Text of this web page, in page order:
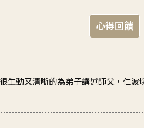
心得回饋
生動又清晰的為弟子講述師父，仁